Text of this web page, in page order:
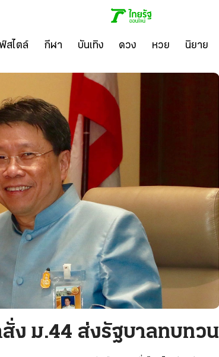
สไตล์ กีฬา บันเทิง ดวง หวย นิยาย
ง ม.44 ส่งรัฐบาลทบทวน